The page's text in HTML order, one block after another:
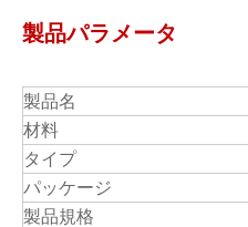
製品パラメータ
製品名
材料
タイプ
パッケージ
製品規格